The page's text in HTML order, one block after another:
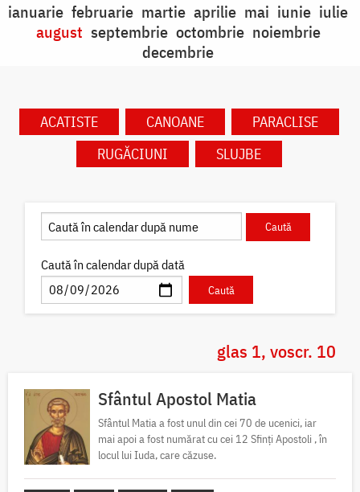
ianuarie februarie martie aprilie mai iunie iulie
august septembrie octombrie noiembrie
decembrie
ACATISTE CANOANE
PARACLISE
RUGĂCIUNI
SLUJBE
Caută în calendar după dată
glas 1, voscr. 10
Sfântul Apostol Matia
Sfântul Matia a fost unul din cei 70 de ucenici, iar
mai apoi a fost numărat cu cei 12 Sfinți Apostoli , în
locul lui Iuda, care căzuse.